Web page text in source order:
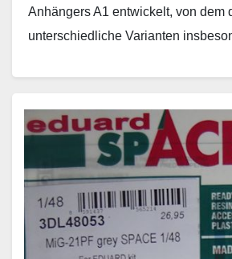
Anhängers A1 entwickelt, von dem
unterschiedliche Varianten